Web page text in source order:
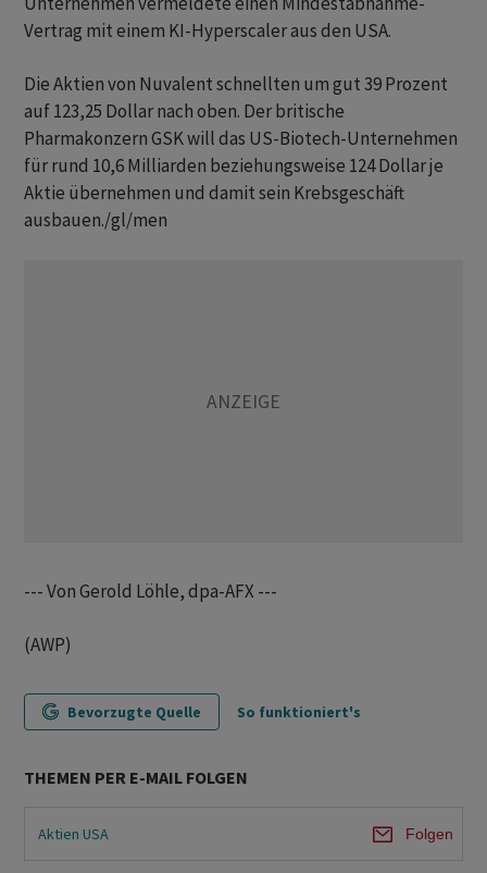
Vertrag mit einem KI-Hyperscaler aus den USA.
Die Aktien von Nuvalent schnellten um gut 39 Prozent
auf 123,25 Dollar nach oben. Der britische
Pharmakonzern GSK will das US-Biotech-Unternehmen
für rund 10,6 Milliarden beziehungsweise 124 Dollar je
Aktie übernehmen und damit sein Krebsgeschäft
ausbauen./gl/men
--- Von Gerold Löhle, dpa-AFX ---
(AWP)
Bevorzugte Quelle So funktioniert's
THEMEN PER E-MAIL FOLGEN
Aktien USA Folgen